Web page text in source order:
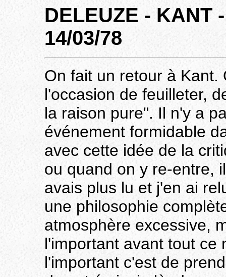
DELEUZE - KANT
14/03/78
On fait un retour à Kant.
l'occasion de feuilleter,
la raison pure". Il n'y a
événement formidable
avec cette idée de la
ou quand on y re-entre,
avais plus lu et j'en ai
une philosophie
atmosphère excessive,
l'important avant tout ce
l'important c'est de